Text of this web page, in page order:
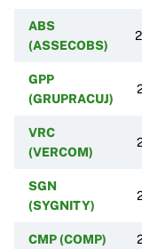
ABS
(ASSECOBS)
GPP
(GRUPRACUJ)
VRC
(VERCOM)
SGN
(SYGNITY)
CMP (COMP)